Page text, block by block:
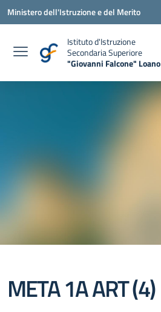
Vai ai contenuti
Vai al menu di navigazione
Vai al footer
Ministero dell'Istruzione e del Merito
Istituto d'Istruzione
Secondaria Superiore
"Giovanni Falcone" Loano
META 1A ART (4)